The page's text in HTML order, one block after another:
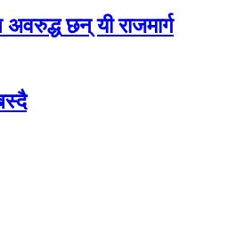
अवरुद्ध छन् यी राजमार्ग